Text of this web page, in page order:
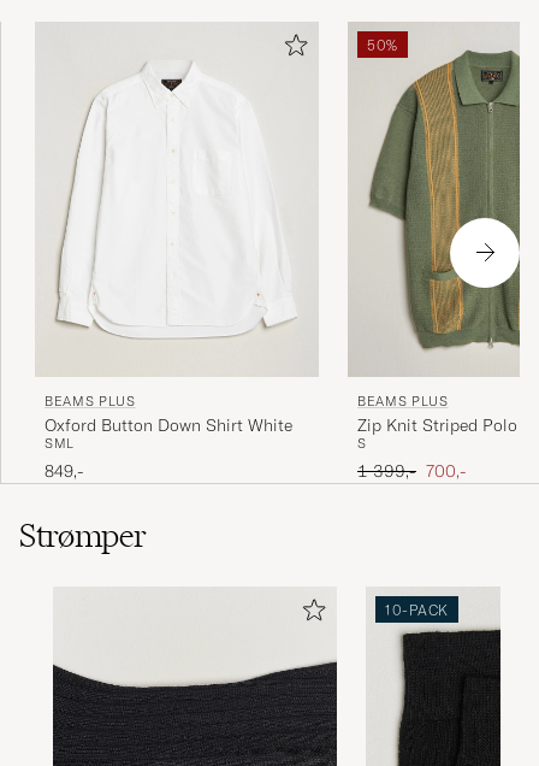
at sælge produkter der mindede om et typisk UCLA-
kollegieværelse. I dag ejes og drives BEAMS Co., Ltd. af Yo
Shitara, søn af den oprindelige grundlægger Etsuzo
BEAMS PLUS
Oxford Button Down Shirt White
SML
849,-
50%
BEAMS PLUS
Zip Knit Striped Polo
S
Ordinary pris
1 399,- Nedsat pris
700,-
Strømper
10-PACK